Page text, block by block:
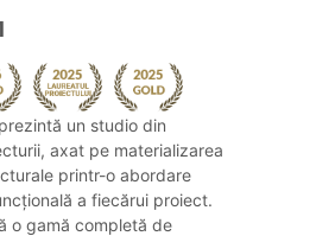
un studio din
axat pe materializarea
printr-o abordare
a fiecărui proiect.
o gamă completă de